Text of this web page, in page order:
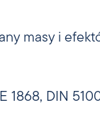
masy i
DIN